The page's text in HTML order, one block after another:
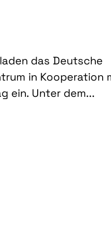
das Deutsche
in Kooperation
ein. Unter dem...